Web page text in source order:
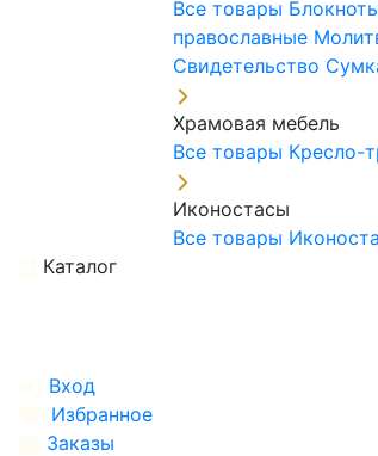
Все товары
православные
Свидетельство
Храмовая мебель
Все товары Кресло-
Иконостасы
Все товары
Каталог
Вход
Избранное
Заказы